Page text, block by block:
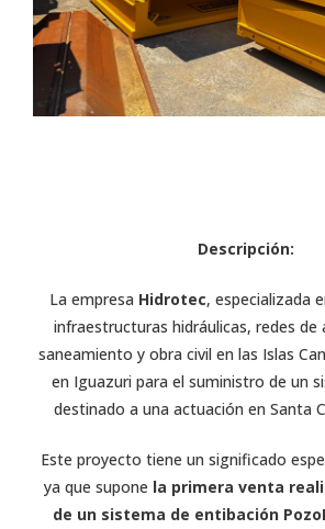
Descripción:
La empresa Hidrotec, especializada
infraestructuras hidráulicas, redes
saneamiento y obra civil en las Islas
en Iguazuri para el suministro de un
destinado a una actuación en Santa
Este proyecto tiene un significado
ya que supone la primera venta
de un sistema de entibación